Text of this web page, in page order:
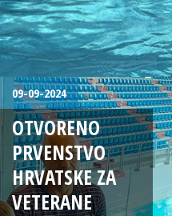
09-09-2024
OTVORENO
PRVENSTVO
HRVATSKE ZA
VETERANE